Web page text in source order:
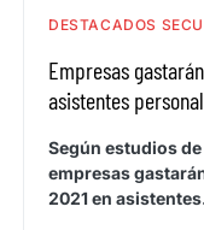
DESTACADOS
Empresas
asistentes
Según estudios
empresas
2021 en